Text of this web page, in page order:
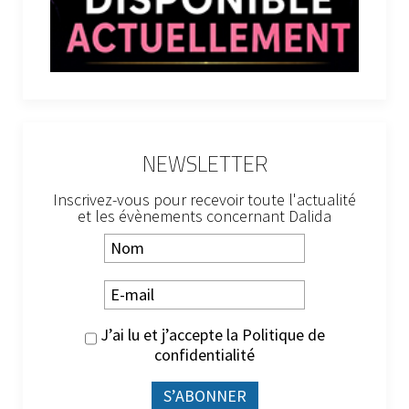
NEWSLETTER
Inscrivez-vous pour recevoir toute l'actualité
et les évènements concernant Dalida
J’ai lu et j’accepte la Politique de
confidentialité